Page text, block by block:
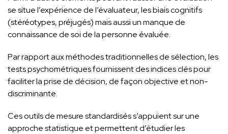
se situe l’expérience de l’évaluateur, les biais cognitifs
(stéréotypes, préjugés) mais aussi un manque de
connaissance de soi de la personne évaluée.
Par rapport aux méthodes traditionnelles de sélection, les
tests psychométriques fournissent des indices clés pour
faciliter la prise de décision, de façon objective et non-
discriminante.
Ces outils de mesure standardisés s’appuient sur une
approche statistique et permettent d’étudier les